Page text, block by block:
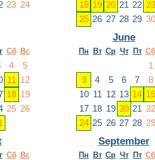
23 24
18 19 20 21 22 23
25 26 27 28 29 30
Сб Вс
4
5
11 12
18 19
25 26
June
Пн Вт Ср Чт Пт Сб
1
3
4 5 6 7 8
10 11 12 13 14 15
17 18 19 20 21 22
24 25 26 27 28 29
Сб Вс
September
Пн Вт Ср Чт Пт Сб